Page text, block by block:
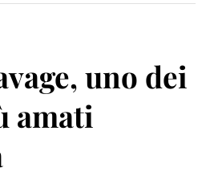
uno dei
amati